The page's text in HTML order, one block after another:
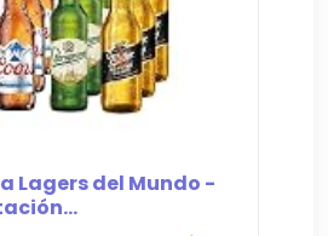
Lagers del Mundo -